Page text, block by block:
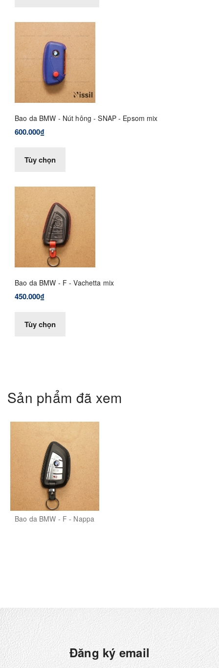
Bao da BMW - Nút hông - SNAP - Epsom mix
600.000₫
Tùy chọn
Bao da BMW - F - Vachetta mix
450.000₫
Tùy chọn
Sản phẩm đã xem
Bao da BMW - F - Nappa
Đăng ký email